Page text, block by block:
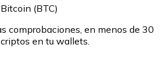
(BTC)
comprobaciones, en menos de 30
en tu wallets.